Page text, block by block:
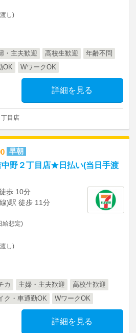
し)
・主夫歓迎 高校生歓迎
年齢不問
OK WワークOK
詳細を見る
目店
早朝
野２丁目店★日払い(当日手渡
歩 10分
)駅 徒歩 11分
給想定)
し)
カ 主婦・主夫歓迎
高校生歓迎
ク・車通勤OK WワークOK
詳細を見る